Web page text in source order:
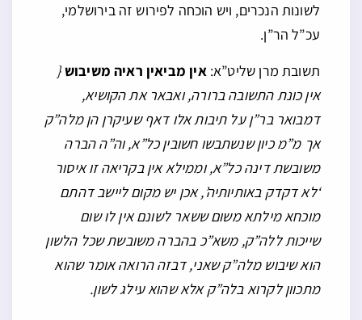
לשונות הנכרים, ויש הוכחה לפירוש זה בירושלמי,
עכ”ל הר”ן.
תשובת מרן שליט”א:אין מביאין ראיה משיבוש{
אין כונת התשובה ברורה, ואבאר את הקושיא,
דמבואר בר”ן על תיבות אלו דאף שעיקרן הן מלה”ק
אך מ”מ כיון שנשתבשו חשובין כל”א, וה”ה הברה
משובשת דינה כל”א, וממילא אין בקריאה זו איסור
‘לא דקדק באותיותיה’, אכן יש מקום ליישב דהתם
מוכחא מילתא משום ששאר לשונם אין לו שום
שייכות ללה”ק, משא”כ בהברה משובשת שכל הלשון
הוא שיבוש מלה”ק שאני, דבזה הרואה אומר שהוא
מתכוון לקרוא בלה”ק אלא שהוא עילג לשון.